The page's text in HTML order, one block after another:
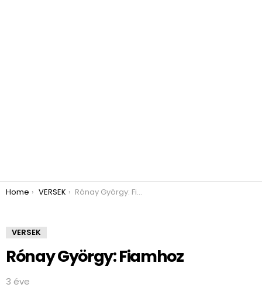
You are here:
Home VERSEK Rónay György: Fiamhoz
VERSEK
Rónay György: Fiamhoz
3 éve